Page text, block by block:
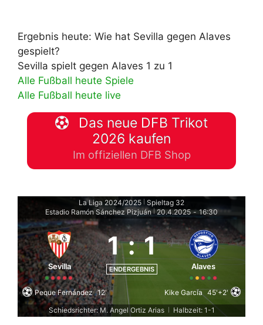
Ergebnis heute: Wie hat Sevilla gegen Alaves
gespielt?
Sevilla spielt gegen Alaves 1 zu 1
Alle Fußball heute Spiele
Alle Fußball heute live
Das neue DFB Trikot
2026 kaufen
Im offiziellen DFB Shop
La Liga 2024/2025 Spieltag 32
Estadio Ramón Sánchez Pizjuán | 20.4.2025 - 16:30
Sevilla
1 : 1
ENDERGEBNIS Alaves
Peque Fernández 12' Kike García 45'+2'
Schiedsrichter: M. Angel Ortiz Arias
Halbzeit: 1-1